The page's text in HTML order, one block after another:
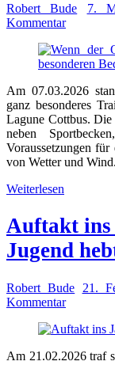
Robert Bude 7.
Kommentar
Am 07.03.2026
ganz besonderes
Lagune Cottbus.
neben
Voraussetzungen
von Wetter und Wind.
Weiterlesen
Auftakt ins
Jugend
Robert Bude 21.
Kommentar
Am 21.02.2026 traf